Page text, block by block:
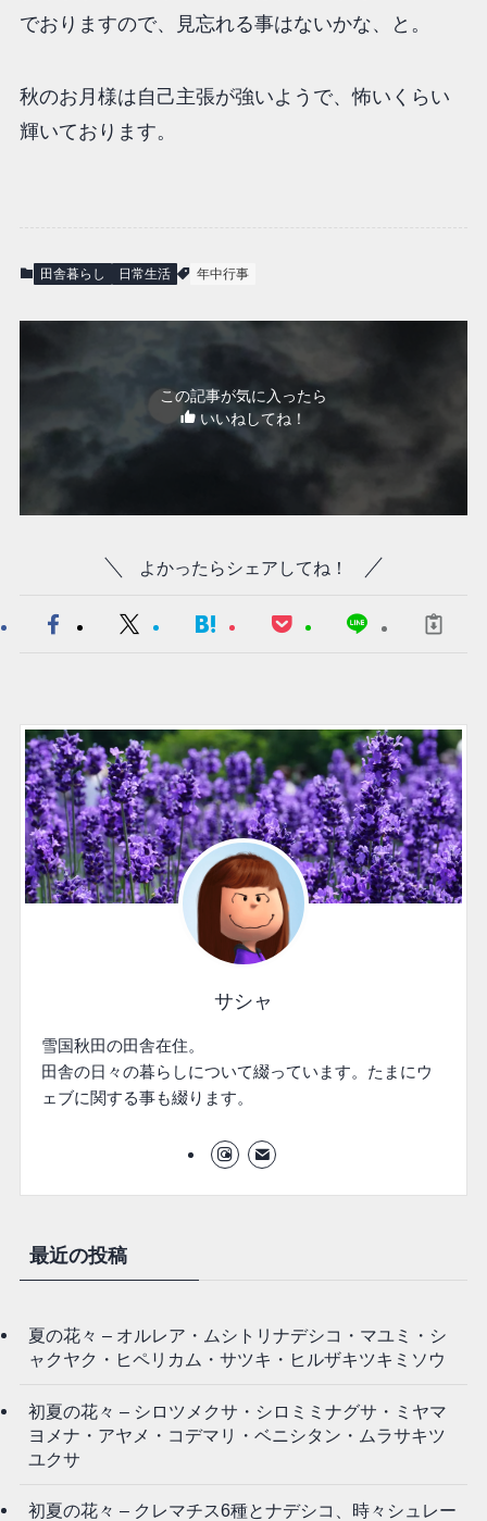
でおりますので、見忘れる事はないかな、と。
秋のお月様は自己主張が強いようで、怖いくらい
輝いております。
田舎暮らし 日常生活 年中行事
この記事が気に入ったら
いいねしてね！
よかったらシェアしてね！
サシャ
雪国秋田の田舎在住。
田舎の日々の暮らしについて綴っています。たまにウ
ェブに関する事も綴ります。
最近の投稿
夏の花々 – オルレア・ムシトリナデシコ・マユミ・シ
ャクヤク・ヒペリカム・サツキ・ヒルザキツキミソウ
初夏の花々 – シロツメクサ・シロミミナグサ・ミヤマ
ヨメナ・アヤメ・コデマリ・ベニシタン・ムラサキツ
ユクサ
初夏の花々 – クレマチス6種とナデシコ、時々シュレー